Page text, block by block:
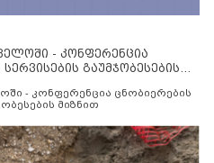
- კონფერენცია
გაუმჯობესების
- კონფერენცია ცნობიერების
მიზნით